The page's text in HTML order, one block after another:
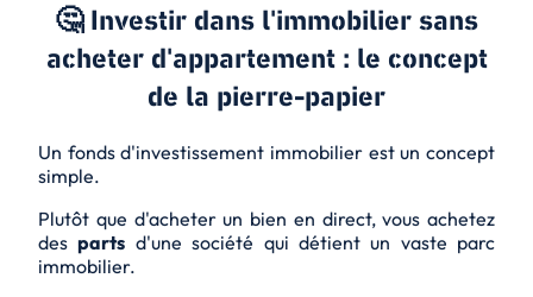
🤔 Investir dans l'immobilier sans
acheter d'appartement : le concept
de la pierre-papier
Un fonds d'investissement immobilier est un concept
simple.
Plutôt que d'acheter un bien en direct, vous achetez
desparts d'une société qui détient un vaste parc
immobilier.